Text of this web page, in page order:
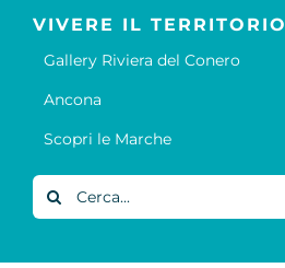
VIVERE IL TERRITORIO
Gallery Riviera del Conero
Ancona
Scopri le Marche
Cerca
per: